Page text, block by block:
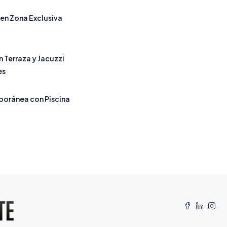
Zona Exclusiva
Terraza y Jacuzzi
con Piscina